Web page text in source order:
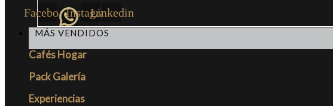
FacebookInstagram
Linkedin
MÁS VENDIDOS
Cafés Hogar
Pack Galería
Experiencias